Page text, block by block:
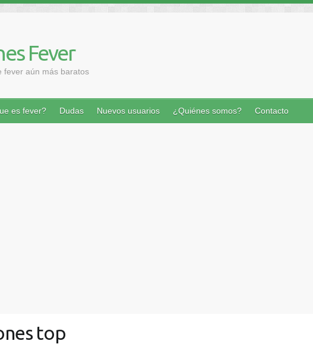
Fever
fever aún más baratos
es fever? Dudas Nuevos usuarios ¿Quiénes somos? Contacto
top